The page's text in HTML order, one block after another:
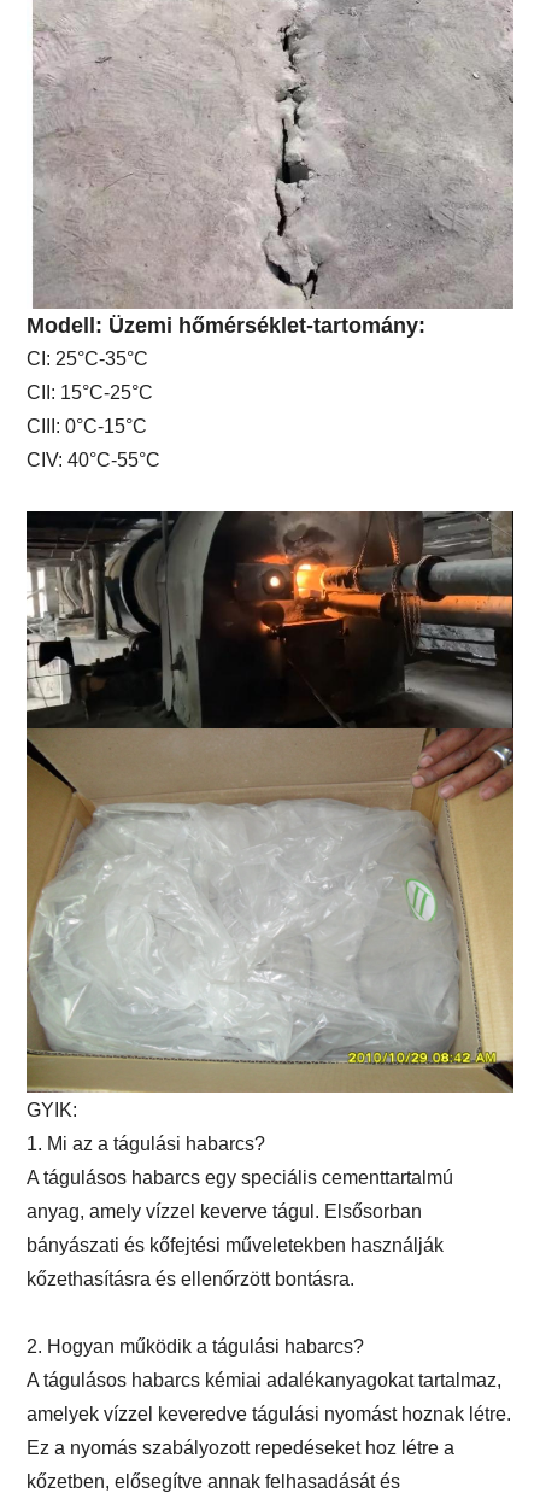
Modell: Üzemi hőmérséklet-tartomány:
CI: 25°C-35°C
CII: 15°C-25°C
CIII: 0°C-15°C
CIV: 40°C-55°C
GYIK:
1. Mi az a tágulási habarcs?
A tágulásos habarcs egy speciális cementtartalmú
anyag, amely vízzel keverve tágul. Elsősorban
bányászati ​​és kőfejtési műveletekben használják
kőzethasításra és ellenőrzött bontásra.
2. Hogyan működik a tágulási habarcs?
A tágulásos habarcs kémiai adalékanyagokat tartalmaz,
amelyek vízzel keveredve tágulási nyomást hoznak létre.
Ez a nyomás szabályozott repedéseket hoz létre a
kőzetben, elősegítve annak felhasadását és